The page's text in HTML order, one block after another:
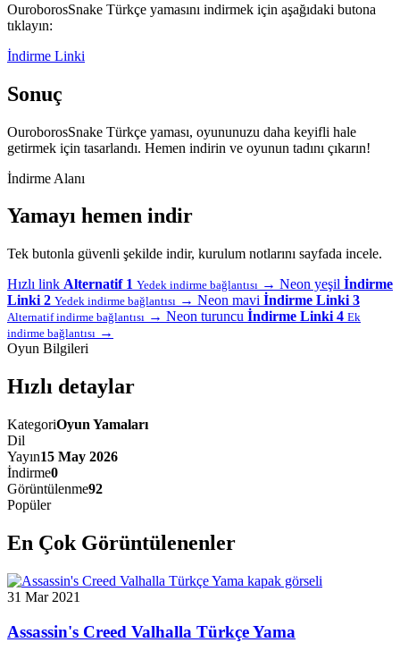
OuroborosSnake Türkçe yamasını indirmek için aşağıdaki butona
tıklayın:
İndirme Linki
Sonuç
OuroborosSnake Türkçe yaması, oyununuzu daha keyifli hale
getirmek için tasarlandı. Hemen indirin ve oyunun tadını çıkarın!
İndirme Alanı
Yamayı hemen indir
Tek butonla güvenli şekilde indir, kurulum notlarını sayfada incele.
Hızlı link Alternatif 1 Yedek indirme bağlantısı → Neon yeşil İndirme
Linki 2 Yedek indirme bağlantısı → Neon mavi İndirme Linki 3
Alternatif indirme bağlantısı → Neon turuncu İndirme Linki 4 Ek
indirme bağlantısı →
Oyun Bilgileri
Hızlı detaylar
KategoriOyun Yamaları
Dil
Yayın15 May 2026
İndirme0
Görüntülenme92
Popüler
En Çok Görüntülenenler
31 Mar 2021
Assassin's Creed Valhalla Türkçe Yama